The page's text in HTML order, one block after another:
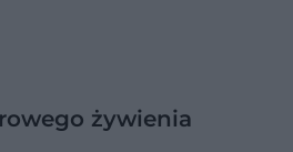
żywienia